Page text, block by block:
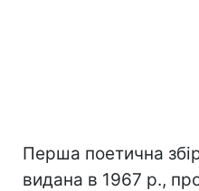
Перша поетична
видана в 1967 р.,